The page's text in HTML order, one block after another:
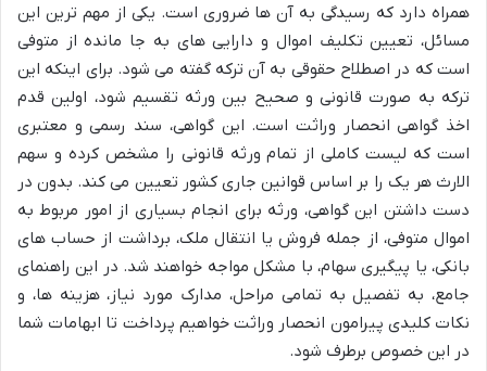
همراه دارد که رسیدگی به آن ها ضروری است. یکی از مهم ترین این
مسائل، تعیین تکلیف اموال و دارایی های به جا مانده از متوفی
است که در اصطلاح حقوقی به آن ترکه گفته می شود. برای اینکه این
ترکه به صورت قانونی و صحیح بین ورثه تقسیم شود، اولین قدم
اخذ گواهی انحصار وراثت است. این گواهی، سند رسمی و معتبری
است که لیست کاملی از تمام ورثه قانونی را مشخص کرده و سهم
الارث هر یک را بر اساس قوانین جاری کشور تعیین می کند. بدون در
دست داشتن این گواهی، ورثه برای انجام بسیاری از امور مربوط به
اموال متوفی، از جمله فروش یا انتقال ملک، برداشت از حساب های
بانکی، یا پیگیری سهام، با مشکل مواجه خواهند شد. در این راهنمای
جامع، به تفصیل به تمامی مراحل، مدارک مورد نیاز، هزینه ها، و
نکات کلیدی پیرامون انحصار وراثت خواهیم پرداخت تا ابهامات شما
در این خصوص برطرف شود.